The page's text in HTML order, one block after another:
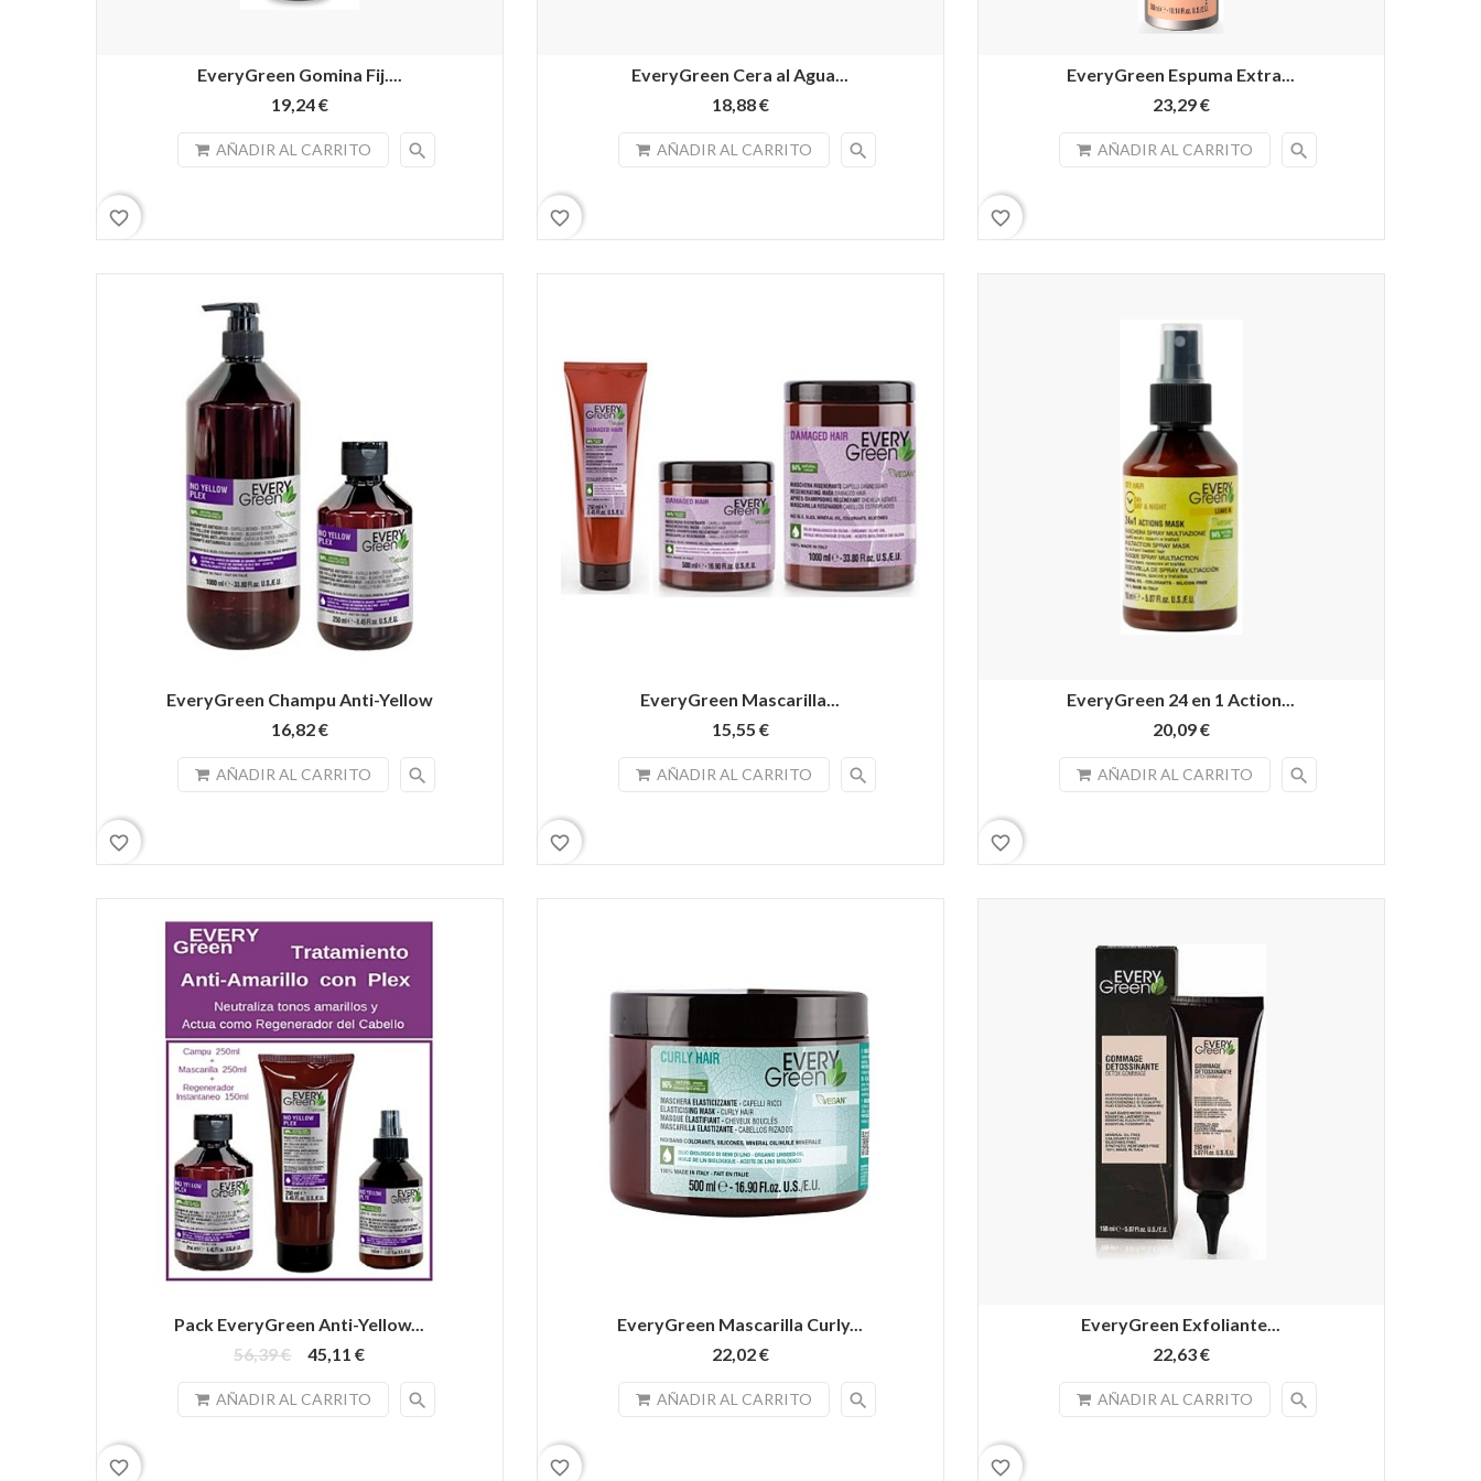
EveryGreen Gomina Fij....
19,24 €
AÑADIR AL CARRITO search
favorite_border
EveryGreen Cera al Agua...
18,88 €
AÑADIR AL CARRITO search
favorite_border
EveryGreen Espuma Extra...
23,29 €
AÑADIR AL CARRITO search
favorite_border
EveryGreen Champu Anti-Yellow
16,82 €
AÑADIR AL CARRITO search
favorite_border
EveryGreen Mascarilla...
15,55 €
AÑADIR AL CARRITO search
favorite_border
EveryGreen 24 en 1 Action...
20,09 €
AÑADIR AL CARRITO search
favorite_border
Pack EveryGreen Anti-Yellow...
56,39 €
45,11 €
AÑADIR AL CARRITO search
favorite_border
EveryGreen Mascarilla Curly...
22,02 €
AÑADIR AL CARRITO search
favorite_border
EveryGreen Exfoliante...
22,63 €
AÑADIR AL CARRITO search
favorite_border